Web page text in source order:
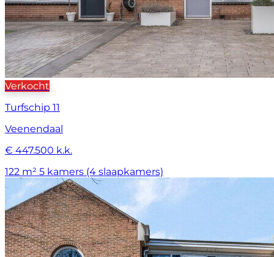
Verkocht
Turfschip 11
Veenendaal
€ 447.500 k.k.
122 m² 5 kamers (4 slaapkamers)